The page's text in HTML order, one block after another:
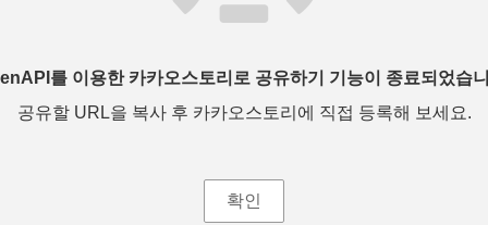
를 이용한 카카오스토리로 공유하기 기능이 종료되었습
공유할 URL을 복사 후 카카오스토리에 직접 등록해 보세요.
확인